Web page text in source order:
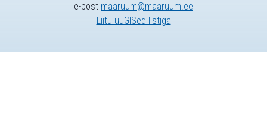
e-post maaruum@maaruum.ee
Liitu uuGISed listiga